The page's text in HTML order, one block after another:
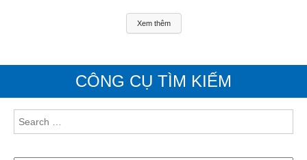
Xem thêm
CÔNG CỤ TÌM KIẾM